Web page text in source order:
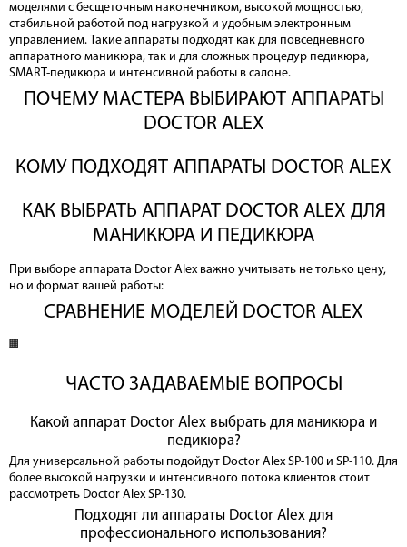
моделями с бесщеточным наконечником, высокой мощностью,
стабильной работой под нагрузкой и удобным электронным
управлением. Такие аппараты подходят как для повседневного
аппаратного маникюра, так и для сложных процедур педикюра,
SMART-педикюра и интенсивной работы в салоне.
ПОЧЕМУ МАСТЕРА ВЫБИРАЮТ АППАРАТЫ
DOCTOR ALEX
КОМУ ПОДХОДЯТ АППАРАТЫ DOCTOR ALEX
КАК ВЫБРАТЬ АППАРАТ DOCTOR ALEX ДЛЯ
МАНИКЮРА И ПЕДИКЮРА
При выборе аппарата Doctor Alex важно учитывать не только цену,
но и формат вашей работы:
СРАВНЕНИЕ МОДЕЛЕЙ DOCTOR ALEX
ЧАСТО ЗАДАВАЕМЫЕ ВОПРОСЫ
Какой аппарат Doctor Alex выбрать для маникюра и
педикюра?
Для универсальной работы подойдут Doctor Alex SP-100 и SP-110. Для
более высокой нагрузки и интенсивного потока клиентов стоит
рассмотреть Doctor Alex SP-130.
Подходят ли аппараты Doctor Alex для
профессионального использования?